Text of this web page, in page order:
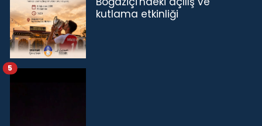
kutlama etkinliği
5